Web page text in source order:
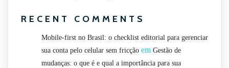
RECENT COMMENTS
Mobile-first no Brasil: o checklist editorial para gerenciar
sua conta pelo celular sem fricção em Gestão de
mudanças: o que é e qual a importância para sua